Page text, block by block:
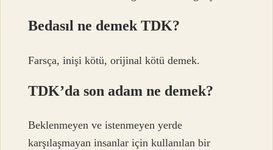
Bedasıl ne demek TDK?
Farsça, inişi kötü, orijinal kötü demek.
TDK’da son adam ne demek?
Beklenmeyen ve istenmeyen yerde
karşılaşmayan insanlar için kullanılan bir